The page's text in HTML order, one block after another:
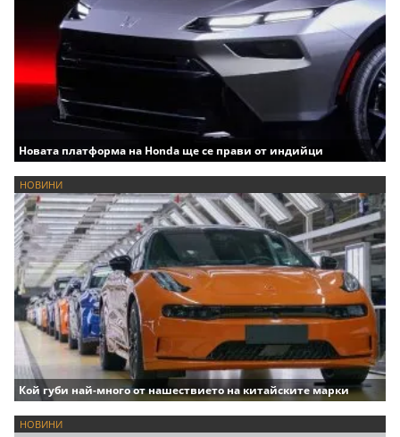
Новата платформа на Honda ще се прави от индийци
НОВИНИ
Кой губи най-много от нашествието на китайските марки
НОВИНИ